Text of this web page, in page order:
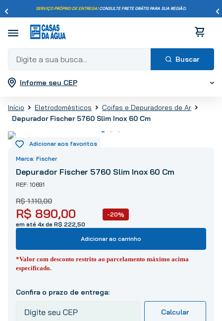
SERVIÇO PRÓPRIO DE ENTREGA!CONSULTE FRETE GRÁTIS PARA SUA REGIÃO.
Digite a sua busca...
Informe seu CEP
Eletrodomésticos
Coifas e Depuradores de Ar
Depurador Fischer 5760 Slim Inox 60 Cm
Fischer
Depurador Fischer 5760 Slim Inox 60 Cm
10691
R$ 890,00
R$ 1.110,00
-20%
em até 4x de R$ 222,50
Adicionar ao carrinho
*Valor com desconto restrito ao parcelamento máximo acima
especificado.
Termos mais buscados
porcelanato
4
º
revestimento
5º
vaso sanitário
6º
chuveiro
7º
cimento
8 º
torneira
9º
telha
10º tinta